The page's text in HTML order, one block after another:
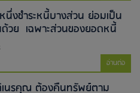
งชำระหนี้บางส่วน ย่อมเป็น
ด้วย เฉพาะส่วนของยอดหนี้
อ่านต่อ
เนรคุณ ต้องคืนทรัพย์ตาม